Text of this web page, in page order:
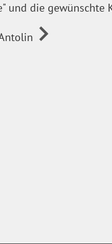
und die gewünschte